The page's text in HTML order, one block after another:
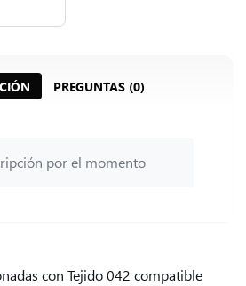
PREGUNTAS (0)
por el momento
con Tejido 042 compatible